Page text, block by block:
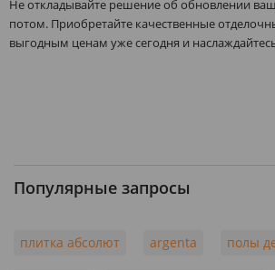
Не откладывайте решение об обновлении
потом. Приобретайте качественные
выгодным ценам уже сегодня и
Популярные запросы
плитка абсолют argenta полы